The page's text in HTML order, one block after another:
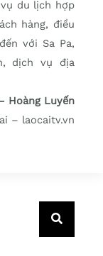
du lịch hợp
hàng, điều
với Sa Pa,
dịch vụ địa
Hoàng Luyến
– laocaitv.vn